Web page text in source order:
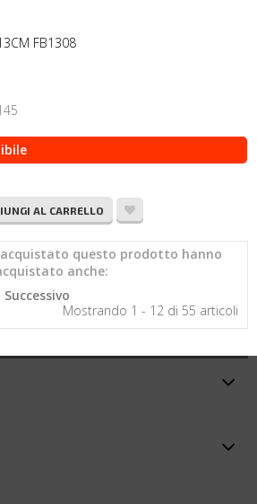
FB1308
AL CARRELLO
questo prodotto hanno
anche:
Successivo
Mostrando 1 - 12 di 55 articoli